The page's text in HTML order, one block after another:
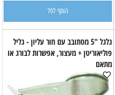
הוסף לסל
גלגל "5 מסתובב עם חור עליון - גליל
פוליאוריטן + מעצור, אפשרות לבורג או
מתאם